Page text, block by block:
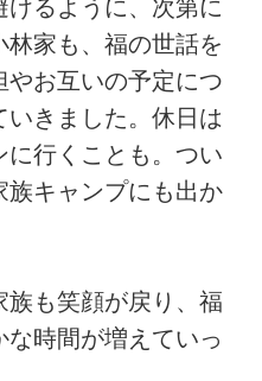
るように、次第に
家も、福の世話を
お互いの予定につ
きました。休日は
に行くことも。つい
族キャンプにも出か
も笑顔が戻り、福
時間が増えていっ